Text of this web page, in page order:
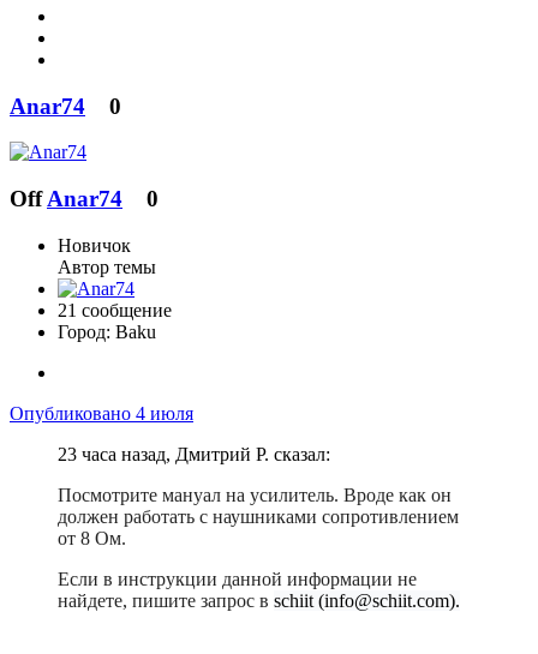
Anar74 0
OffAnar74 0
Новичок
Автор темы
21 сообщение
Город: Baku
Опубликовано 4 июля
23 часа назад, Дмитрий Р. сказал:
Посмотрите мануал на усилитель. Вроде как он
должен работать с наушниками сопротивлением
от 8 Ом.
Если в инструкции данной информации не
найдете, пишите запрос в schiit (info@schiit.com).